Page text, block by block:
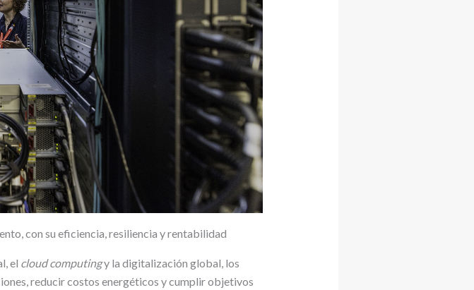
con su eficiencia, resiliencia y rentabilidad
el cloud computingy la digitalización global, los
reducir costos energéticos y cumplir objetivos